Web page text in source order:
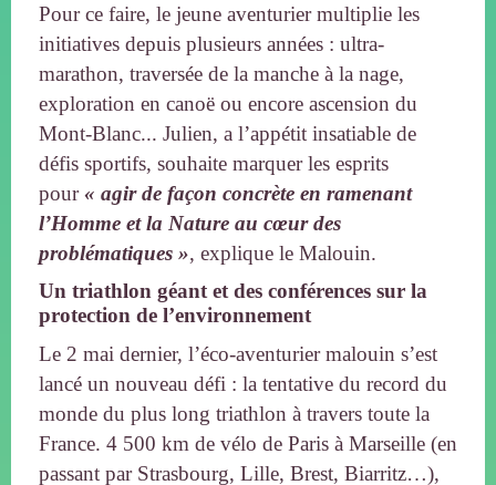
Pour ce faire, le jeune aventurier multiplie les
initiatives depuis plusieurs années : ultra-
marathon, traversée de la manche à la nage,
exploration en canoë ou encore ascension du
Mont-Blanc... Julien, a l’appétit insatiable de
défis sportifs, souhaite marquer les esprits
pour« agir de façon concrète en ramenant
l’Homme et la Nature au cœur des
problématiques », explique le Malouin.
Un triathlon géant et des conférences sur la
protection de l’environnement
Le 2 mai dernier, l’éco-aventurier malouin s’est
lancé un nouveau défi : la tentative du record du
monde du plus long triathlon à travers toute la
France. 4 500 km de vélo de Paris à Marseille (en
passant par Strasbourg, Lille, Brest, Biarritz…),